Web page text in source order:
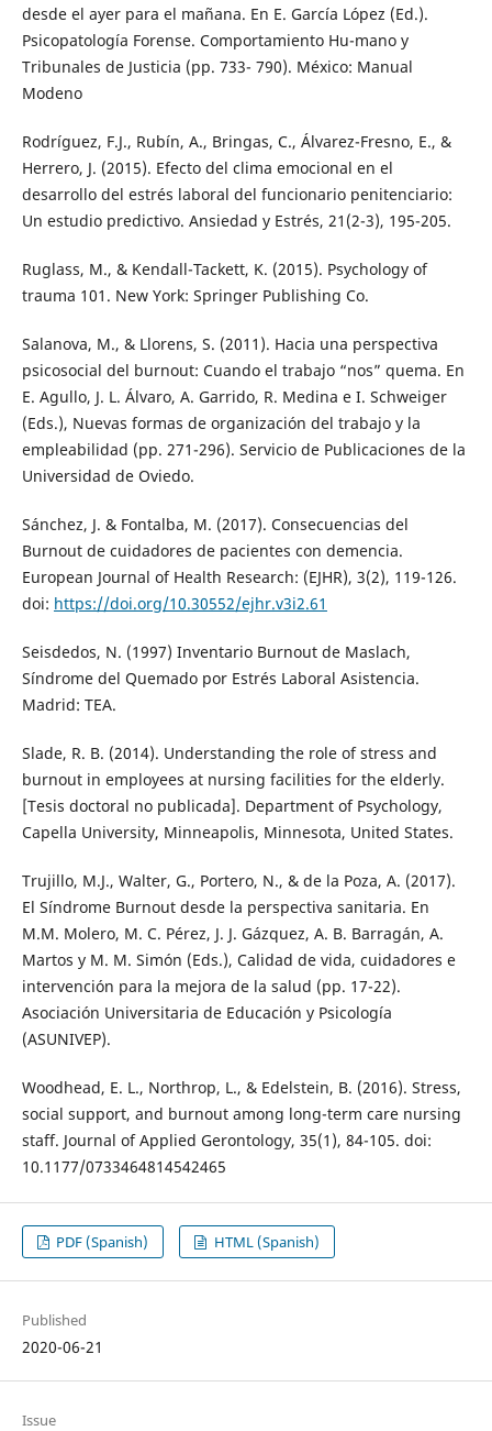
desde el ayer para el mañana. En E. García López (Ed.).
Psicopatología Forense. Comportamiento Hu-mano y
Tribunales de Justicia (pp. 733- 790). México: Manual
Modeno
Rodríguez, F.J., Rubín, A., Bringas, C., Álvarez-Fresno, E., &
Herrero, J. (2015). Efecto del clima emocional en el
desarrollo del estrés laboral del funcionario penitenciario:
Un estudio predictivo. Ansiedad y Estrés, 21(2-3), 195-205.
Ruglass, M., & Kendall-Tackett, K. (2015). Psychology of
trauma 101. New York: Springer Publishing Co.
Salanova, M., & Llorens, S. (2011). Hacia una perspectiva
psicosocial del burnout: Cuando el trabajo “nos” quema. En
E. Agullo, J. L. Álvaro, A. Garrido, R. Medina e I. Schweiger
(Eds.), Nuevas formas de organización del trabajo y la
empleabilidad (pp. 271-296). Servicio de Publicaciones de la
Universidad de Oviedo.
Sánchez, J. & Fontalba, M. (2017). Consecuencias del
Burnout de cuidadores de pacientes con demencia.
European Journal of Health Research: (EJHR), 3(2), 119-126.
doi: https://doi.org/10.30552/ejhr.v3i2.61
Seisdedos, N. (1997) Inventario Burnout de Maslach,
Síndrome del Quemado por Estrés Laboral Asistencia.
Madrid: TEA.
Slade, R. B. (2014). Understanding the role of stress and
burnout in employees at nursing facilities for the elderly.
[Tesis doctoral no publicada]. Department of Psychology,
Capella University, Minneapolis, Minnesota, United States.
Trujillo, M.J., Walter, G., Portero, N., & de la Poza, A. (2017).
El Síndrome Burnout desde la perspectiva sanitaria. En
M.M. Molero, M. C. Pérez, J. J. Gázquez, A. B. Barragán, A.
Martos y M. M. Simón (Eds.), Calidad de vida, cuidadores e
intervención para la mejora de la salud (pp. 17-22).
Asociación Universitaria de Educación y Psicología
(ASUNIVEP).
Woodhead, E. L., Northrop, L., & Edelstein, B. (2016). Stress,
social support, and burnout among long-term care nursing
staff. Journal of Applied Gerontology, 35(1), 84-105. doi:
10.1177/0733464814542465
PDF (Spanish) HTML (Spanish)
Published
2020-06-21
Issue